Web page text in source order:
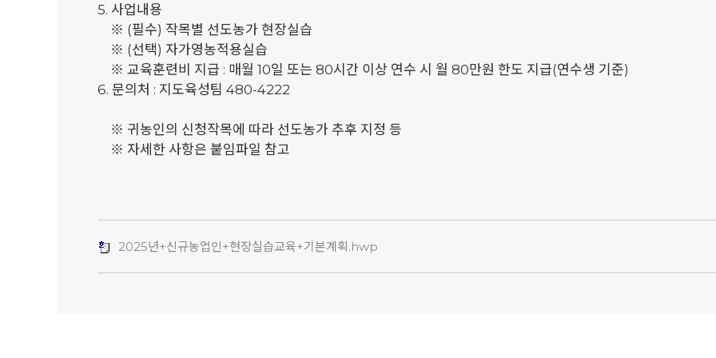
5. 사업내용
※ (필수) 작목별 선도농가 현장실습
※ (선택) 자가영농적용실습
※ 교육훈련비 지급 : 매월 10일 또는 80시간 이상 연수 시 월 80만원 한도 지급(연수생 기준)
6. 문의처 : 지도육성팀 480-4222
※ 귀농인의 신청작목에 따라 선도농가 추후 지정 등
※ 자세한 사항은 붙임파일 참고
2025년+신규농업인+현장실습교육+기본계획.hwp